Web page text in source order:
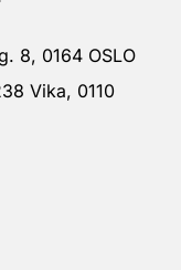
8, 0164 OSLO
Vika, 0110